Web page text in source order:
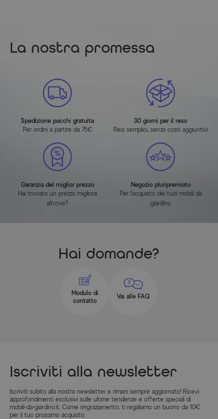
Lunghezza (cm) 262.000000
Altezza (cm) 225.000000
Colore creme
Protezione dai raggi UV UPF 30+
SCARICA (PDF)
Informazioni del produttore
La nostra promessa
Spedizione pacchi gratuita
Per ordini a partire da 75€
30 giorni per il reso
Resi semplici, senza costi aggiuntivi
Garanzia del miglior prezzo
Hai trovato un prezzo migliore
altrove?
Negozio pluripremiato
Per l'acquisto dei tuoi mobili da
giardino
Hai domande?
Modulo di
contatto
Vai alle FAQ
Iscriviti alla newsletter
Iscriviti subito alla nostra newsletter e rimani sempre aggiornato! Ricevi
approfondimenti esclusivi sulle ultime tendenze e offerte speciali di
mobili-da-giardino.it. Come ringraziamento, ti regaliamo un buono da 10€
per il tuo prossimo acquisto.